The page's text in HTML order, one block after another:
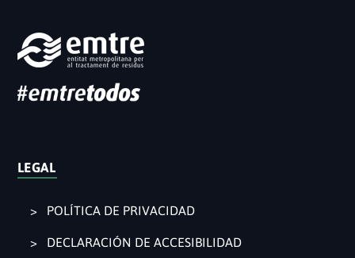
LEGAL
POLÍTICA DE PRIVACIDAD
DECLARACIÓN DE ACCESIBILIDAD